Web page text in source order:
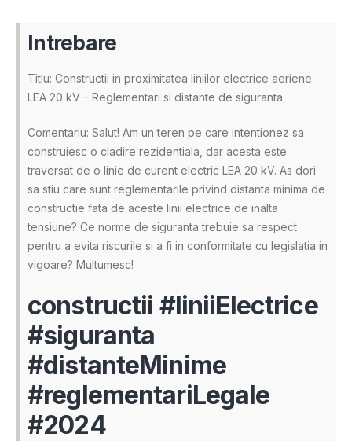
Intrebare
Titlu: Constructii in proximitatea liniilor electrice aeriene
LEA 20 kV – Reglementari si distante de siguranta
Comentariu: Salut! Am un teren pe care intentionez sa
construiesc o cladire rezidentiala, dar acesta este
traversat de o linie de curent electric LEA 20 kV. As dori
sa stiu care sunt reglementarile privind distanta minima de
constructie fata de aceste linii electrice de inalta
tensiune? Ce norme de siguranta trebuie sa respect
pentru a evita riscurile si a fi in conformitate cu legislatia in
vigoare? Multumesc!
constructii #liniiElectrice
#siguranta
#distanteMinime
#reglementariLegale
#2024